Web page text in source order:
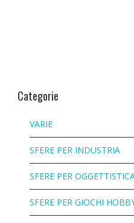
Categorie
VARIE
SFERE PER INDUSTRIA
SFERE PER
SFERE PER GIOCHI